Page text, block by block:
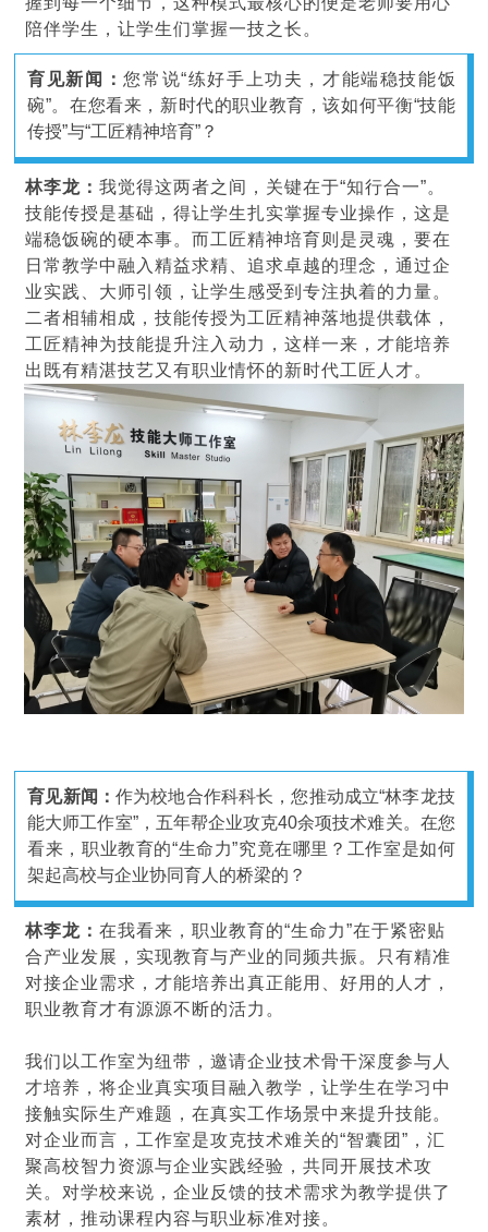
陪伴学生，让学生们掌握一技之长。
育见新闻：您常说“练好手上功夫，才能端稳技能饭
碗”。在您看来，新时代的职业教育，该如何平衡“技能
传授”与“工匠精神培育”？
林李龙：我觉得这两者之间，关键在于“知行合一”。
技能传授是基础，得让学生扎实掌握专业操作，这是
端稳饭碗的硬本事。而工匠精神培育则是灵魂，要在
日常教学中融入精益求精、追求卓越的理念，通过企
业实践、大师引领，让学生感受到专注执着的力量。
二者相辅相成，技能传授为工匠精神落地提供载体，
工匠精神为技能提升注入动力，这样一来，才能培养
出既有精湛技艺又有职业情怀的新时代工匠人才。
育见新闻： 作为校地合作科科长，您推动成立“林李龙技
能大师工作室”，五年帮企业攻克40余项技术难关。在您
看来，职业教育的“生命力”究竟在哪里？工作室是如何
架起高校与企业协同育人的桥梁的？
林李龙：在我看来，职业教育的“生命力”在于紧密贴
合产业发展，实现教育与产业的同频共振。只有精准
对接企业需求，才能培养出真正能用、好用的人才，
职业教育才有源源不断的活力。
我们以工作室为纽带，邀请企业技术骨干深度参与人
才培养，将企业真实项目融入教学，让学生在学习中
接触实际生产难题，在真实工作场景中来提升技能。
对企业而言，工作室是攻克技术难关的“智囊团”，汇
聚高校智力资源与企业实践经验，共同开展技术攻
关。对学校来说，企业反馈的技术需求为教学提供了
素材，推动课程内容与职业标准对接。